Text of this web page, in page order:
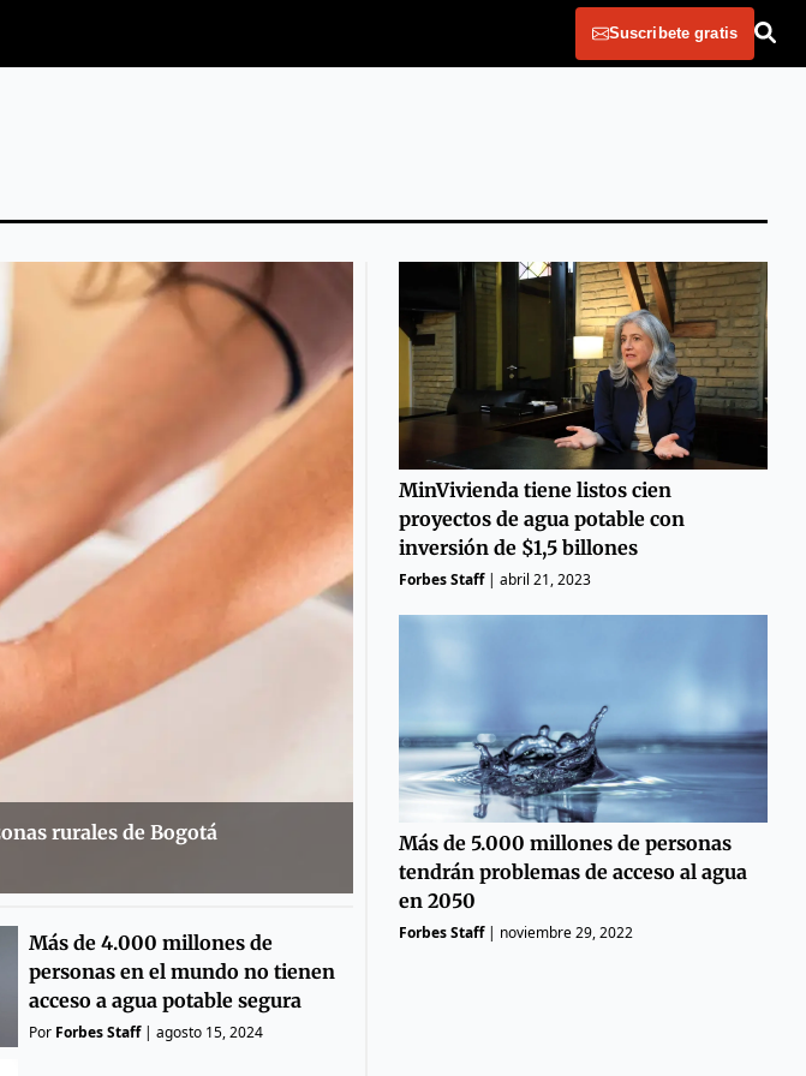
Suscribete gratis
rurales de Bogotá
Más de 4.000 millones de
personas en el mundo no tienen
acceso a agua potable segura
Por Forbes Staff| agosto 15, 2024
MinVivienda tiene listos cien
proyectos de agua potable con
inversión de $1,5 billones
Forbes Staff| abril 21, 2023
Más de 5.000 millones de personas
tendrán problemas de acceso al agua
en 2050
Forbes Staff| noviembre 29, 2022